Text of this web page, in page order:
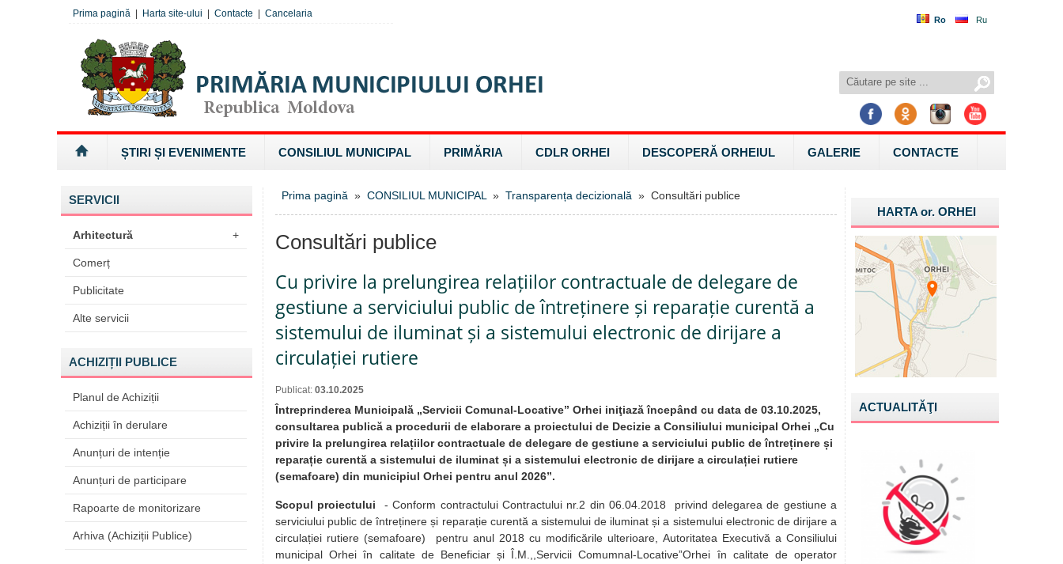
Ro Ru
Prima pagină Harta site-ului Contacte Cancelaria
ȘTIRI ȘI EVENIMENTE CONSILIUL MUNICIPAL PRIMĂRIA CDLR ORHEI DESCOPERĂ ORHEIUL GALERIE CONTACTE
SERVICII
Arhitectură +
Comerț
Publicitate
Alte servicii
ACHIZIȚII PUBLICE
Planul de Achiziții
Achiziții în derulare
Anunțuri de intenție
Anunțuri de participare
Rapoarte de monitorizare
Arhiva (Achiziții Publice)
Prima pagină » CONSILIUL MUNICIPAL » Transparența decizională » Consultări publice
Consultări publice
Cu privire la prelungirea relațiilor contractuale de delegare de
gestiune a serviciului public de întreținere și reparație curentă a
sistemului de iluminat și a sistemului electronic de dirijare a
circulației rutiere
Publicat: 03.10.2025
Întreprinderea Municipală „Servicii Comunal-Locative” Orhei iniţiază începând cu data de 03.10.2025,
consultarea publică a procedurii de elaborare a proiectului de Decizie a Consiliului municipal Orhei „Cu
privire la prelungirea relațiilor contractuale de delegare de gestiune a serviciului public de întreținere și
reparație curentă a sistemului de iluminat și a sistemului electronic de dirijare a circulației rutiere
(semafoare) din municipiul Orhei pentru anul 2026”.
Scopul proiectului - Conform contractului Contractului nr.2 din 06.04.2018 privind delegarea de gestiune a
serviciului public de întreținere și reparație curentă a sistemului de iluminat și a sistemului electronic de dirijare a
circulației rutiere (semafoare) pentru anul 2018 cu modificările ulterioare, Autoritatea Executivă a Consiliului
municipal Orhei în calitate de Beneficiar și Î.M.,,Servicii Comumnal-LocativeˮOrhei în calitate de operator
HARTA or.ORHEI
ACTUALITĂŢI